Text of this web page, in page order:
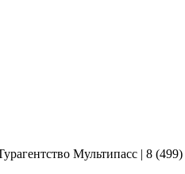
Мультипасс | 8